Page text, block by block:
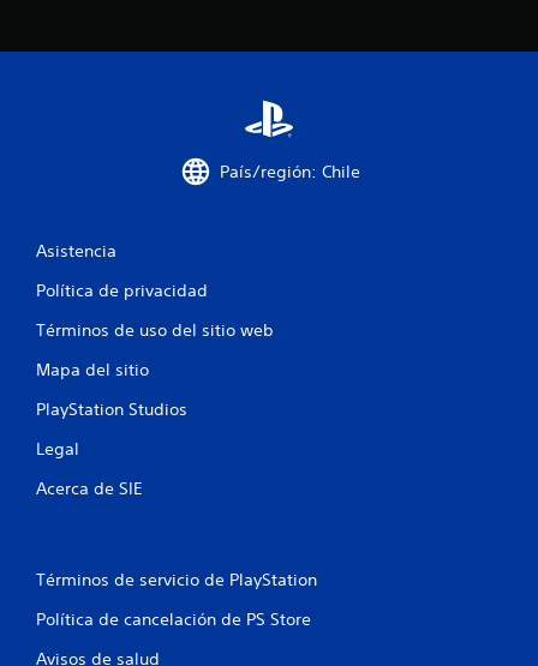
País/región: Chile
Asistencia
Política de privacidad
Términos de uso del sitio web
Mapa del sitio
PlayStation Studios
Legal
Acerca de SIE
Términos de servicio de PlayStation
Política de cancelación de PS Store
Avisos de salud